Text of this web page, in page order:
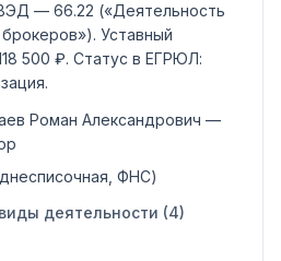
— 66.22 («Деятельность
. Уставный
500 ₽. Статус в ЕГРЮЛ:
.
Роман Александрович —
ФНС)
деятельности (4)